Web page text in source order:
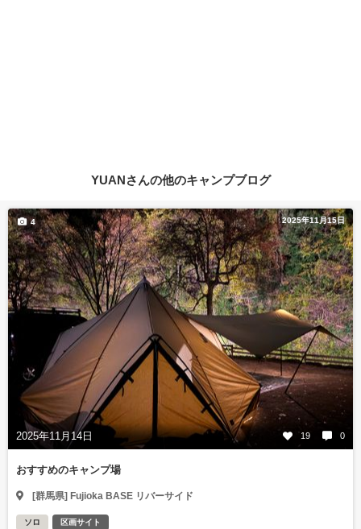
YUANさんの他のキャンプブログ
2025年11月15日
2025年11月14日 19 0
4
おすすめのキャンプ場
[群馬県] Fujioka BASE リバーサイド
ソロ 区画サイト